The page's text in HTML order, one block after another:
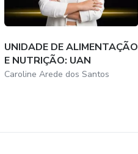
UNIDADE DE ALIMENTAÇÃO
E NUTRIÇÃO: UAN
Caroline Arede dos Santos